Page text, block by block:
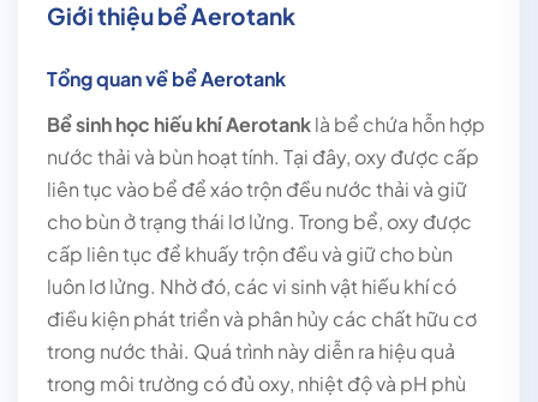
Giới thiệu bể Aerotank
Tổng quan về bể Aerotank
Bể sinh học hiếu khí Aerotanklà bể chứa hỗn hợp
nước thải và bùn hoạt tính. Tại đây, oxy được cấp
liên tục vào bể để xáo trộn đều nước thải và giữ
cho bùn ở trạng thái lơ lửng. Trong bể, oxy được
cấp liên tục để khuấy trộn đều và giữ cho bùn
luôn lơ lửng. Nhờ đó, các vi sinh vật hiếu khí có
điều kiện phát triển và phân hủy các chất hữu cơ
trong nước thải. Quá trình này diễn ra hiệu quả
trong môi trường có đủ oxy, nhiệt độ và pH phù